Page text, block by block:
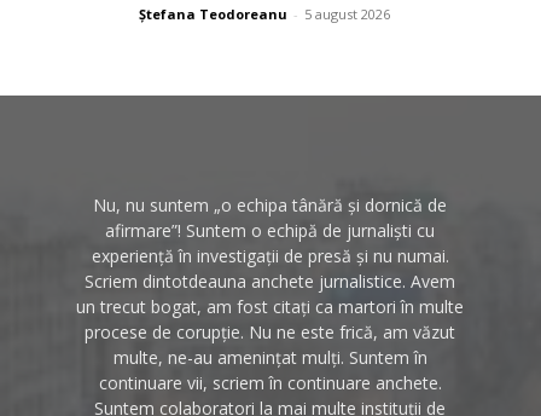
Ștefana Teodoreanu - 5 august 2026
Nu, nu suntem „o echipa tânără și dornică de
afirmare”! Suntem o echipă de jurnaliști cu
experiență în investigații de presă și nu numai.
Scriem dintotdeauna anchete jurnalistice. Avem
un trecut bogat, am fost citați ca martori în multe
procese de corupție. Nu ne este frică, am văzut
multe, ne-au amenințat mulți. Suntem în
continuare vii, scriem în continuare anchete.
Suntem colaboratori la mai multe instituții de